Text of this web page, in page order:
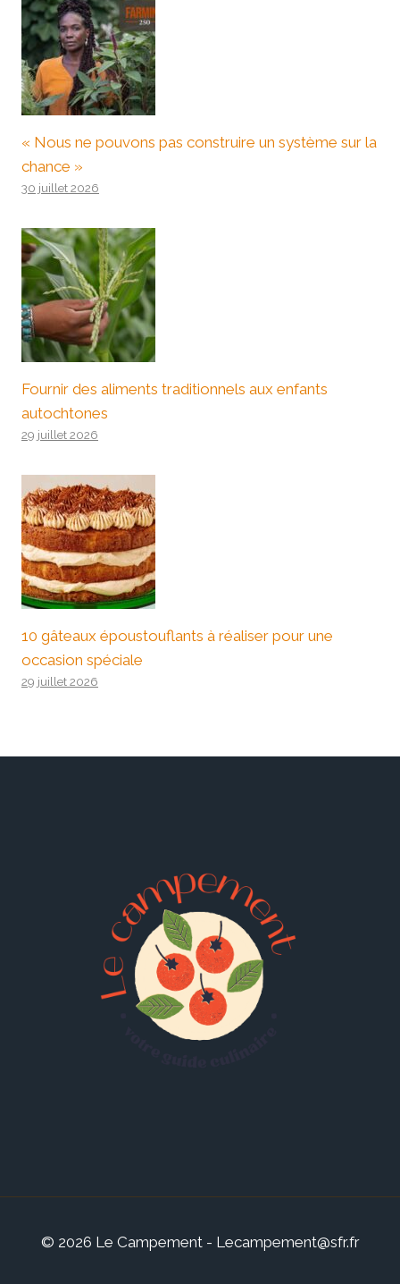
« Nous ne pouvons pas construire un système sur la
chance »
30 juillet 2026
Fournir des aliments traditionnels aux enfants
autochtones
29 juillet 2026
10 gâteaux époustouflants à réaliser pour une
occasion spéciale
29 juillet 2026
© 2026 Le Campement - Lecampement@sfr.fr